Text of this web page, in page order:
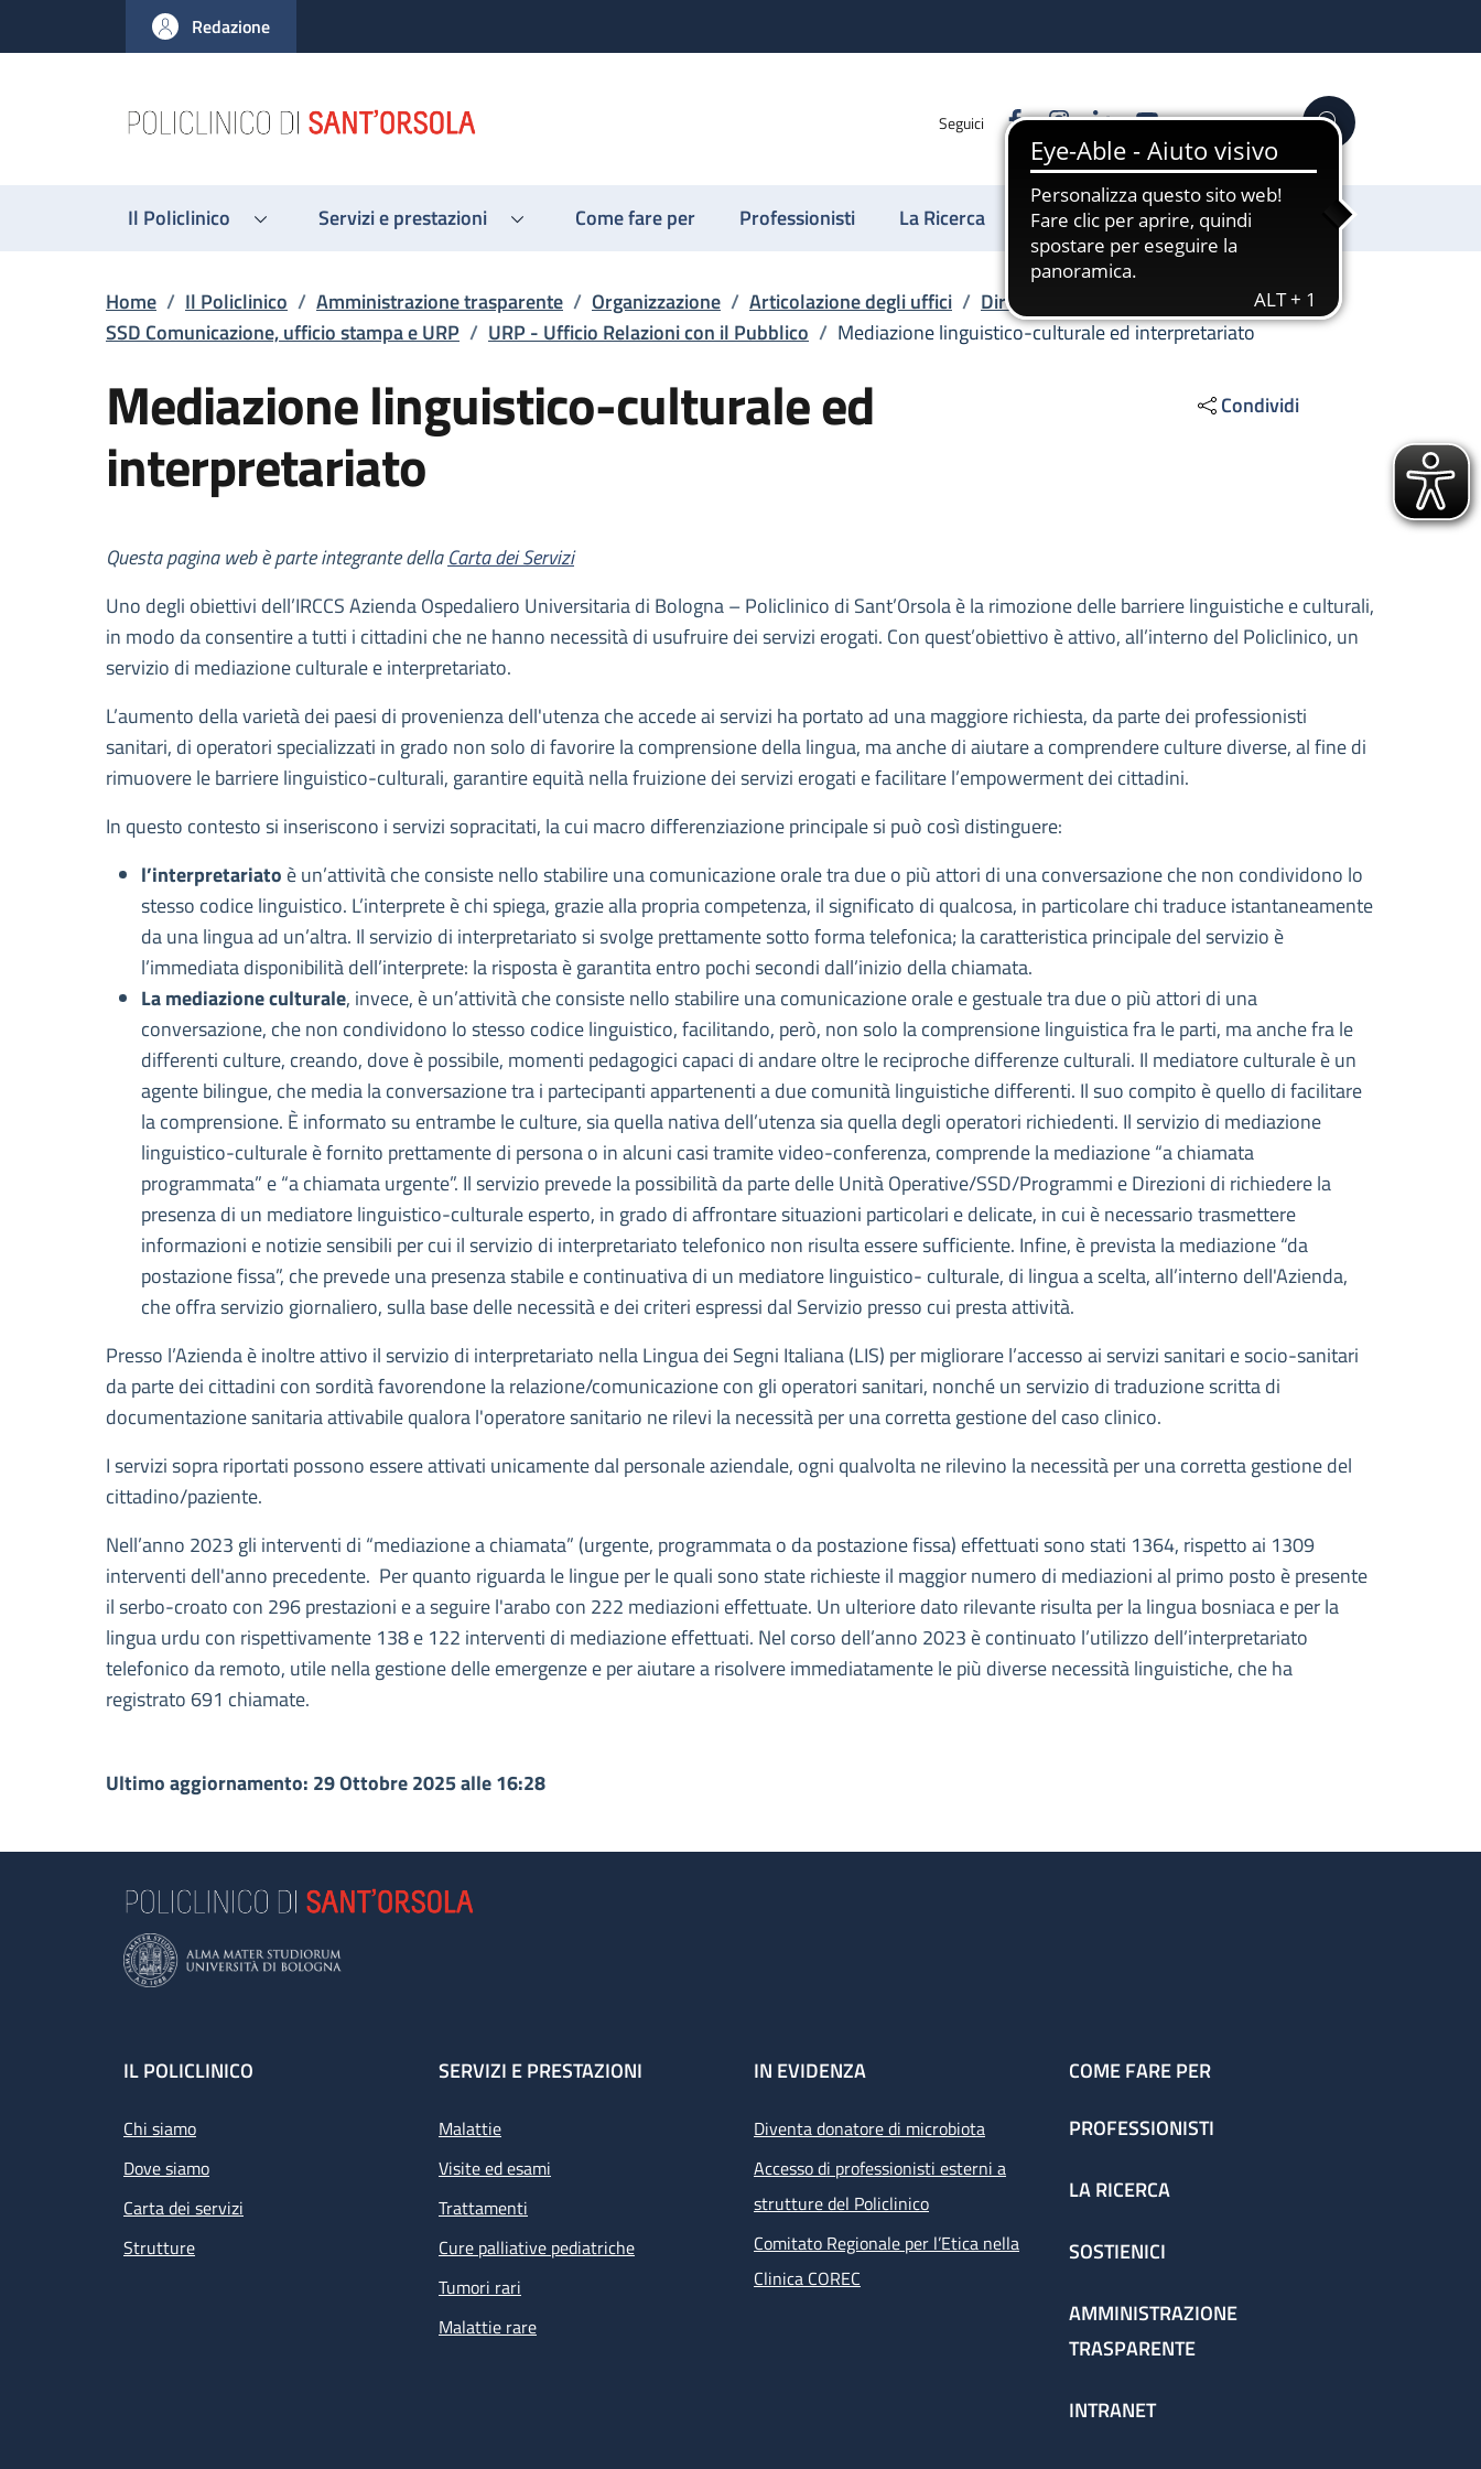
al contenuto principale
to footer content
Redazione
Seguici FacebookInstagram
LinkedinYouTube Cerca
Il Policlinico Servizi e prestazioni Come fare per Professionisti La Ricerca Sostienici
Briciole di pane
Home / Il Policlinico / Amministrazione trasparente / Organizzazione / Articolazione degli uffici / Direzione Generale
SSD Comunicazione, ufficio stampa e URP / URP - Ufficio Relazioni con il Pubblico / Mediazione linguistico-culturale ed interpretariato
Mediazione linguistico-culturale ed
interpretariato
Condividi
Descrizione
Questa pagina web è parte integrante dellaCarta dei Servizi
Uno degli obiettivi dell’IRCCS Azienda Ospedaliero Universitaria di Bologna – Policlinico di Sant’Orsola è la rimozione delle barriere linguistiche e culturali,
in modo da consentire a tutti i cittadini che ne hanno necessità di usufruire dei servizi erogati. Con quest’obiettivo è attivo, all’interno del Policlinico, un
servizio di mediazione culturale e interpretariato.
L’aumento della varietà dei paesi di provenienza dell'utenza che accede ai servizi ha portato ad una maggiore richiesta, da parte dei professionisti
sanitari, di operatori specializzati in grado non solo di favorire la comprensione della lingua, ma anche di aiutare a comprendere culture diverse, al fine di
rimuovere le barriere linguistico-culturali, garantire equità nella fruizione dei servizi erogati e facilitare l’empowerment dei cittadini.
In questo contesto si inseriscono i servizi sopracitati, la cui macro differenziazione principale si può così distinguere:
l’interpretariato è un’attività che consiste nello stabilire una comunicazione orale tra due o più attori di una conversazione che non condividono lo
stesso codice linguistico. L’interprete è chi spiega, grazie alla propria competenza, il significato di qualcosa, in particolare chi traduce istantaneamente
da una lingua ad un’altra. Il servizio di interpretariato si svolge prettamente sotto forma telefonica; la caratteristica principale del servizio è
l’immediata disponibilità dell’interprete: la risposta è garantita entro pochi secondi dall’inizio della chiamata.
La mediazione culturale, invece, è un’attività che consiste nello stabilire una comunicazione orale e gestuale tra due o più attori di una
conversazione, che non condividono lo stesso codice linguistico, facilitando, però, non solo la comprensione linguistica fra le parti, ma anche fra le
differenti culture, creando, dove è possibile, momenti pedagogici capaci di andare oltre le reciproche differenze culturali. Il mediatore culturale è un
agente bilingue, che media la conversazione tra i partecipanti appartenenti a due comunità linguistiche differenti. Il suo compito è quello di facilitare
la comprensione. È informato su entrambe le culture, sia quella nativa dell’utenza sia quella degli operatori richiedenti. Il servizio di mediazione
linguistico-culturale è fornito prettamente di persona o in alcuni casi tramite video-conferenza, comprende la mediazione “a chiamata
programmata” e “a chiamata urgente”. Il servizio prevede la possibilità da parte delle Unità Operative/SSD/Programmi e Direzioni di richiedere la
presenza di un mediatore linguistico-culturale esperto, in grado di affrontare situazioni particolari e delicate, in cui è necessario trasmettere
informazioni e notizie sensibili per cui il servizio di interpretariato telefonico non risulta essere sufficiente. Infine, è prevista la mediazione “da
postazione fissa”, che prevede una presenza stabile e continuativa di un mediatore linguistico- culturale, di lingua a scelta, all’interno dell'Azienda,
che offra servizio giornaliero, sulla base delle necessità e dei criteri espressi dal Servizio presso cui presta attività.
Presso l’Azienda è inoltre attivo il servizio di interpretariato nella Lingua dei Segni Italiana (LIS) per migliorare l’accesso ai servizi sanitari e socio-sanitari
da parte dei cittadini con sordità favorendone la relazione/comunicazione con gli operatori sanitari, nonché un servizio di traduzione scritta di
documentazione sanitaria attivabile qualora l'operatore sanitario ne rilevi la necessità per una corretta gestione del caso clinico.
I servizi sopra riportati possono essere attivati unicamente dal personale aziendale, ogni qualvolta ne rilevino la necessità per una corretta gestione del
cittadino/paziente.
Nell’anno 2023 gli interventi di “mediazione a chiamata” (urgente, programmata o da postazione fissa) effettuati sono stati 1364, rispetto ai 1309
interventi dell'anno precedente. Per quanto riguarda le lingue per le quali sono state richieste il maggior numero di mediazioni al primo posto è presente
il serbo-croato con 296 prestazioni e a seguire l'arabo con 222 mediazioni effettuate. Un ulteriore dato rilevante risulta per la lingua bosniaca e per la
lingua urdu con rispettivamente 138 e 122 interventi di mediazione effettuati. Nel corso dell’anno 2023 è continuato l’utilizzo dell’interpretariato
telefonico da remoto, utile nella gestione delle emergenze e per aiutare a risolvere immediatamente le più diverse necessità linguistiche, che ha
registrato 691 chiamate.
Ultimo aggiornamento: 29 Ottobre 2025 alle 16:28
Footer
IL POLICLINICO
Chi siamo
Dove siamo
Carta dei servizi
Strutture
SERVIZI E PRESTAZIONI
Malattie
Visite ed esami
Trattamenti
Cure palliative pediatriche
Tumori rari
Malattie rare
IN EVIDENZA
Diventa donatore di microbiota
Accesso di professionisti esterni a
strutture del Policlinico
Comitato Regionale per l’Etica nella
Clinica COREC
COME FARE PER
PROFESSIONISTI
LA RICERCA
SOSTIENICI
AMMINISTRAZIONE
TRASPARENTE
INTRANET